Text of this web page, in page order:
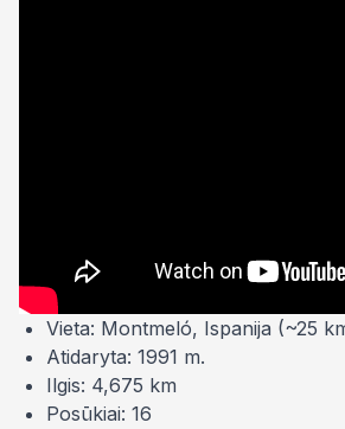
Vieta: Montmeló, Ispanija (~25
Atidaryta: 1991 m.
Ilgis: 4,675 km
Posūkiai: 16